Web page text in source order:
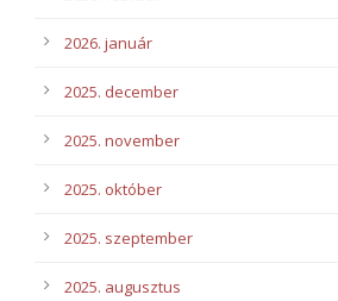
2026. január
2025. december
2025. november
2025. október
2025. szeptember
2025. augusztus